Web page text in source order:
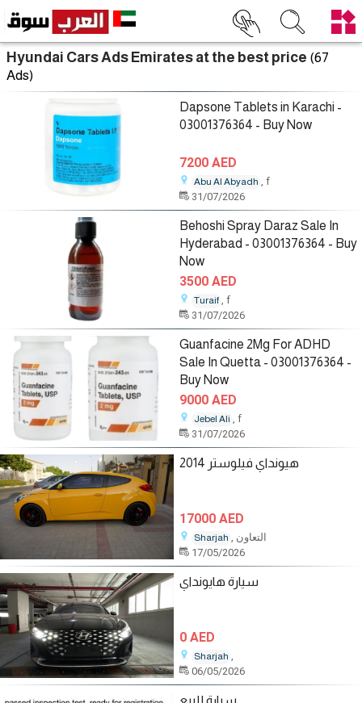
Hyundai Cars Ads Emirates at the best price (67
Ads)
Dapsone Tablets in Karachi -
03001376364 - Buy Now
7200 AED
Abu Al Abyadh , f
31/07/2026
Behoshi Spray Daraz Sale In
Hyderabad - 03001376364 - Buy
Now
3500 AED
Turaif , f
31/07/2026
Guanfacine 2Mg For ADHD
Sale In Quetta - 03001376364 -
Buy Now
9000 AED
Jebel Ali , f
31/07/2026
هيونداي فيلوستر 2014
17000 AED
Sharjah
, التعاون
17/05/2026
سيارة هايونداي
0 AED
Sharjah ,
06/05/2026
سيارة للبيع